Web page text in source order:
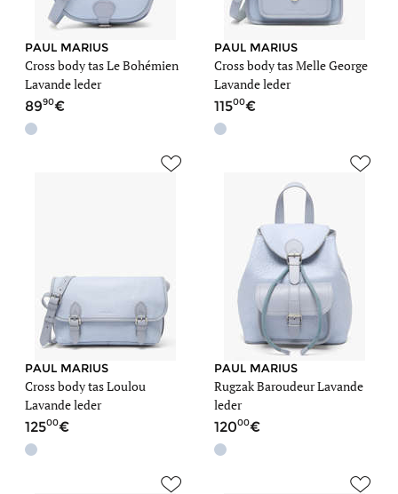
PAUL MARIUS
Cross body tas Le Bohémien
Lavande leder
8990
PAUL MARIUS
Cross body tas Melle George
Lavande leder
11500
PAUL MARIUS
Cross body tas Loulou
Lavande leder
12500
PAUL MARIUS
Rugzak Baroudeur Lavande
leder
12000